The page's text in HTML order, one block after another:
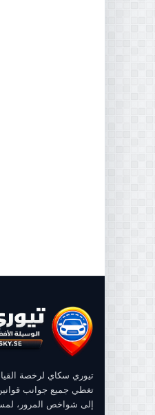
تيوري سكاي لرخصة
تغطي جميع جوانب قوانين
إلى شواخص المرور،